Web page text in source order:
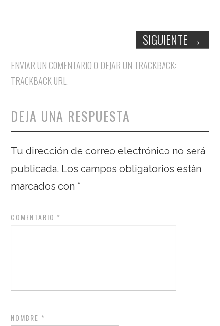
SIGUIENTE →
ENVIAR UN COMENTARIO O DEJAR UN TRACKBACK:
TRACKBACK URL.
DEJA UNA RESPUESTA
Tu dirección de correo electrónico no será
publicada. Los campos obligatorios están
marcados con *
COMENTARIO *
NOMBRE *